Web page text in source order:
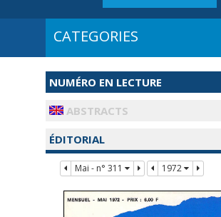
NUMÉRO EN LECTURE
ABSTRACTS
ÉDITORIAL
Mai - n° 311 1972